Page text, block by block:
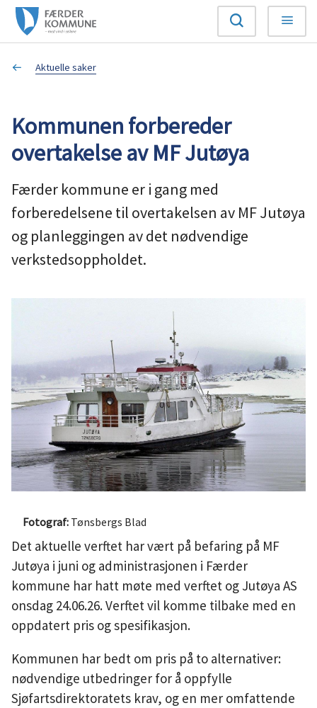
F
æ
d
e
r
k
o
m
u
n
e
Søk Meny
Du
her:
Aktuelle saker
Kommunen forbereder
overtakelse av MF Jutøya
Færder kommune er i gang med
forberedelsene til overtakelsen av MF Jutøya
og planleggingen av det nødvendige
verkstedsoppholdet.
Tønsbergs Blad
Det aktuelle verftet har vært på befaring på MF
Jutøya i juni og administrasjonen i Færder
kommune har hatt møte med verftet og Jutøya AS
onsdag 24.06.26. Verftet vil komme tilbake med en
oppdatert pris og spesifikasjon.
Kommunen har bedt om pris på to alternativer:
nødvendige utbedringer for å oppfylle
Sjøfartsdirektoratets krav, og en mer omfattende